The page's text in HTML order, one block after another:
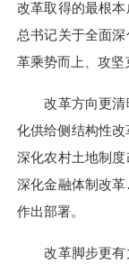
改革取得的最根
总书记关于全面
革乘势而上、攻坚
改革方向更清
化供给侧结构性改
深化农村土地制度
深化金融体制改
作出部署。
改革脚步更有力